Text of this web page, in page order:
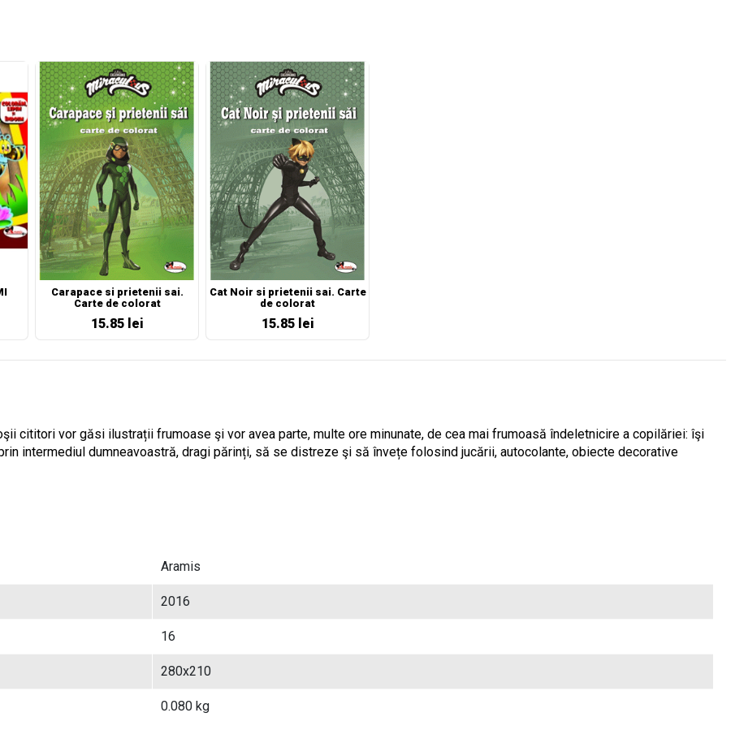
Carapace si prietenii sai.
Carte de colorat
15.85 lei
Cat Noir si prietenii sai. Carte
de colorat
15.85 lei
cititori vor găsi ilustrații frumoase şi vor avea parte, multe ore minunate, de cea mai frumoasă îndeletnicire a copilăriei: îşi
intermediul dumneavoastră, dragi părinți, să se distreze şi să învețe folosind jucării, autocolante, obiecte decorative
Aramis
2016
16
280x210
0.080 kg